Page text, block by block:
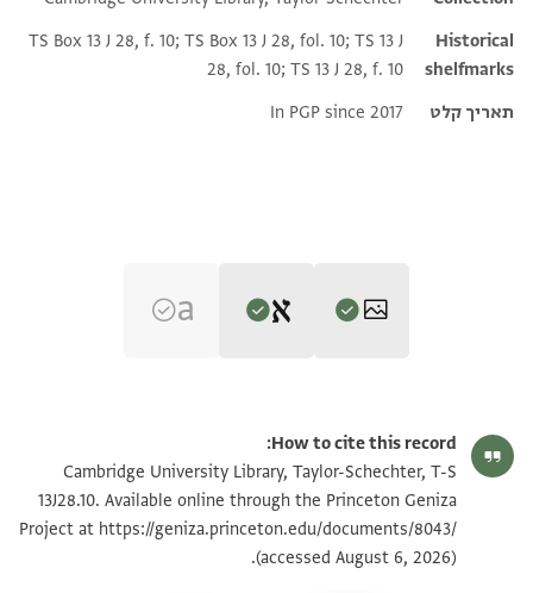
Historical
shelfmarks
TS Box 13 J 28, f. 10; TS Box 13 J 28, fol. 10; TS 13 J
28, fol. 10; TS 13 J 28, f. 10
תאריך קלט
In PGP since 2017
Alan Elbaum's digital edition (2019).
Recto:
שלום רב לאוהבי תורתך ואין למו מכשול
סבב כתאבנא הדא אלי סידי הזקן היקר המכובד סגלת
הישיבה
T-S 13J28.10 1v
תנאי היתר שימוש בתצלום
How to cite this record:
Cambridge University Library, Taylor-Schechter, T-S
13J28.10. Available online through the Princeton Geniza
Project athttps://geniza.princeton.edu/documents/8043/
(accessed August 6, 2026).